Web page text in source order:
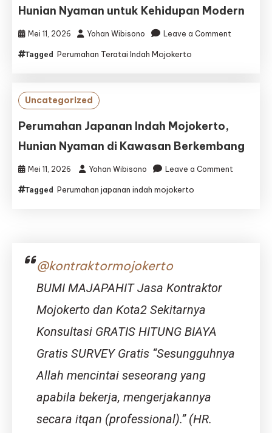
Modern
Hunian Nyaman untuk Kehidupan Modern
Mei 11, 2026 Yohan Wibisono Leave a Comment
Modern
Tagged Perumahan Teratai Indah Mojokerto
Uncategorized
Perumahan Japanan Indah Mojokerto,
Hunian Nyaman di Kawasan Berkembang
Mei 11, 2026 Yohan Wibisono Leave a Comment
Tagged Perumahan japanan indah mojokerto
@kontraktormojokerto
BUMI MAJAPAHIT Jasa Kontraktor
Mojokerto dan Kota2 Sekitarnya
Konsultasi GRATIS HITUNG BIAYA
Gratis SURVEY Gratis “Sesungguhnya
Allah mencintai seseorang yang
apabila bekerja, mengerjakannya
secara itqan (professional).” (HR.